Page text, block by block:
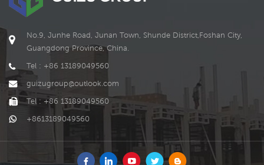
modificaciones. la tienda
envío es uno de los
productos de GUIZU.
No.9, Junhe Road, Junan Town, Shunde District,Foshan City,
Guangdong Province, China.
Tel : +86 13189049560
guizugroup@outlook.com
Tel : +86 13189049560
+8613189049560